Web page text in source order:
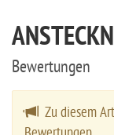
Bewertungen
Zu diesem